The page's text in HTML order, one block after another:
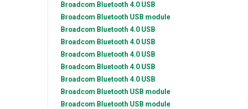
Broadcom Bluetooth 4.0 USB
Broadcom Bluetooth USB module
Broadcom Bluetooth 4.0 USB
Broadcom Bluetooth 4.0 USB
Broadcom Bluetooth 4.0 USB
Broadcom Bluetooth 4.0 USB
Broadcom Bluetooth 4.0 USB
Broadcom Bluetooth USB module
Broadcom Bluetooth USB module